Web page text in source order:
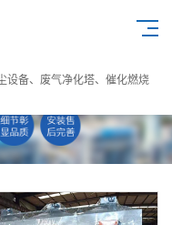
设备、废气净化塔、催化燃烧